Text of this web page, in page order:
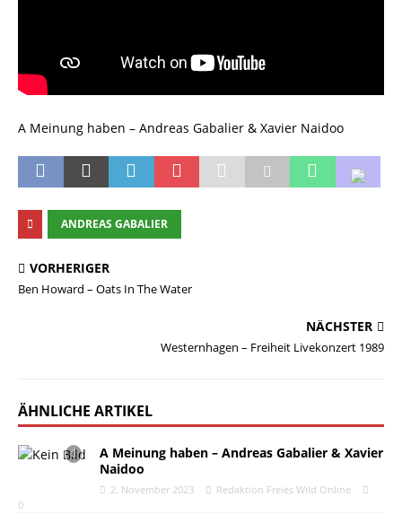
A Meinung haben – Andreas Gabalier & Xavier Naidoo
ANDREAS GABALIER
VORHERIGER
Ben Howard – Oats In The Water
NÄCHSTER
Westernhagen – Freiheit Livekonzert 1989
ÄHNLICHE ARTIKEL
A Meinung haben – Andreas Gabalier & Xavier
Naidoo
2. November 2023
Redaktion Freies Wild Online
0